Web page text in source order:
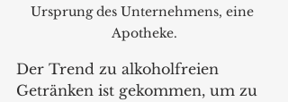
Ursprung des Unternehmens, eine
Apotheke.
Der Trend zu alkoholfreien
Getränken ist gekommen, um zu